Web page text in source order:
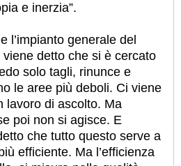
e inerzia”.
l’impianto generale del
viene detto che si è cercato
solo tagli, rinunce e
le aree più deboli. Ci viene
lavoro di ascolto. Ma
poi non si agisce. E
che tutto questo serve a
efficiente. Ma l’efficienza